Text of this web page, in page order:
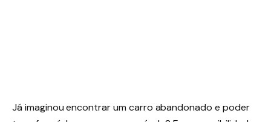
Já imaginou encontrar um carro abandonado e poder